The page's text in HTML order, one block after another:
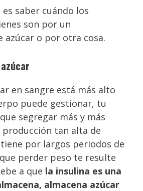
saber cuándo los
son por un
azúcar o por otra cosa.
en sangre está más alto
puede gestionar, tu
segregar más y más
producción tan alta de
por largos periodos de
perder peso te resulte
a que la insulina es una
almacena azúcar